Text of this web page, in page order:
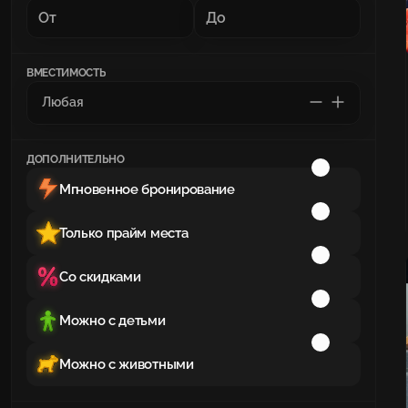
ВМЕСТИМОСТЬ
ДОПОЛНИТЕЛЬНО
Мгновенное бронирование
Только прайм места
Со скидками
Можно с детьми
Можно с животными